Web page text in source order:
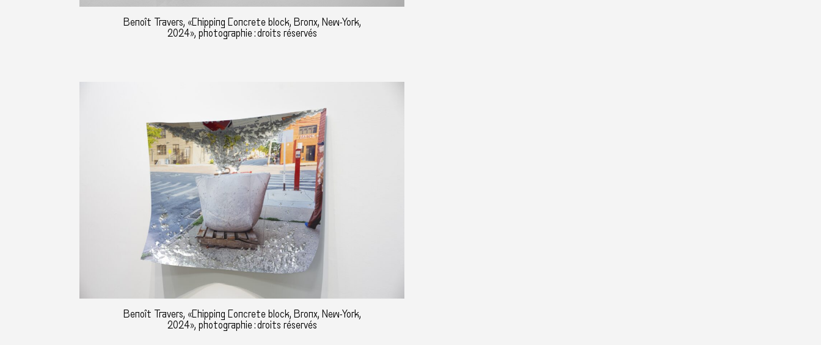
Benoît Travers, «Chipping Concrete block, Bronx, New-York,
2024», photographie : droits réservés
Benoît Travers, «Chipping Concrete block, Bronx, New-York,
2024», photographie : droits réservés